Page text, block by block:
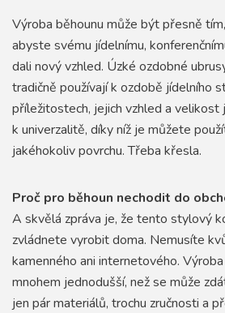
Výroba běhounu může být přesně
abyste svému jídelnímu,
dali nový vzhled. Úzké ozdobné
tradičně používají k ozdobě jídelního
příležitostech, jejich vzhled a velikost
k univerzalitě, díky níž je můžete
jakéhokoliv povrchu. Třeba křesla.
Proč pro běhoun nechodit do
A skvělá zpráva je, že tento stylový
zvládnete vyrobit doma. Nemusíte
kamenného ani internetového.
mnohem jednodušší, než se může
jen pár materiálů, trochu zručnosti a